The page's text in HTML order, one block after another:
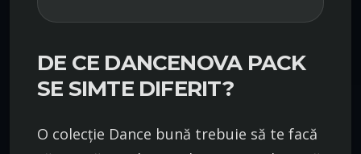
DE CE DANCENOVA PACK
SE SIMTE DIFERIT?
O colecție Dance bună trebuie să te facă